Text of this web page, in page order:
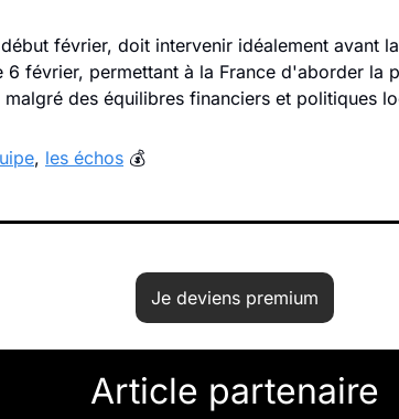
février, doit intervenir idéalement avant
février, permettant à la France d'aborder la
des équilibres financiers et politiques
, les échos 💰
Je deviens premium
Article partenaire